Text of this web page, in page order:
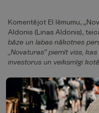
Komentējot EI lēmumu,
Aldonis (Linas Aldonis),
bāze un labas nākotnes
„Novaturas” piemīt viss,
investorus un veiksmīgi
“Enterprise Investors”ir
uzņēmumiem Centrālajā